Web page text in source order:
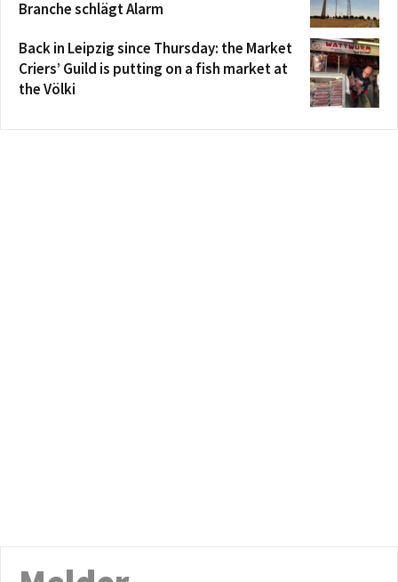
Branche schlägt Alarm
Back in Leipzig since Thursday: the Market
Criers’ Guild is putting on a fish market at
the Völki